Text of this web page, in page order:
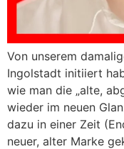
Von unserem
Ingolstadt initiiert
wie man die „alte,
wieder im neuen
dazu in einer Zeit
neuer, alter Marke